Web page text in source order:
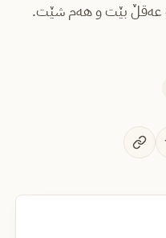
عەقڵ بێت و هەم شێت.